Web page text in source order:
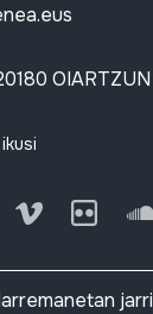
OIARTZUN
Issuu Vimeo Flickr
jarri